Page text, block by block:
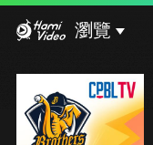
瀏覽